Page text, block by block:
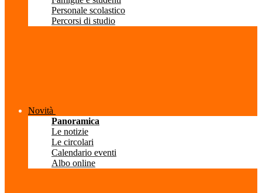
Personale scolastico
Percorsi di studio
Novità
Panoramica
Le notizie
Le circolari
Calendario eventi
Albo online